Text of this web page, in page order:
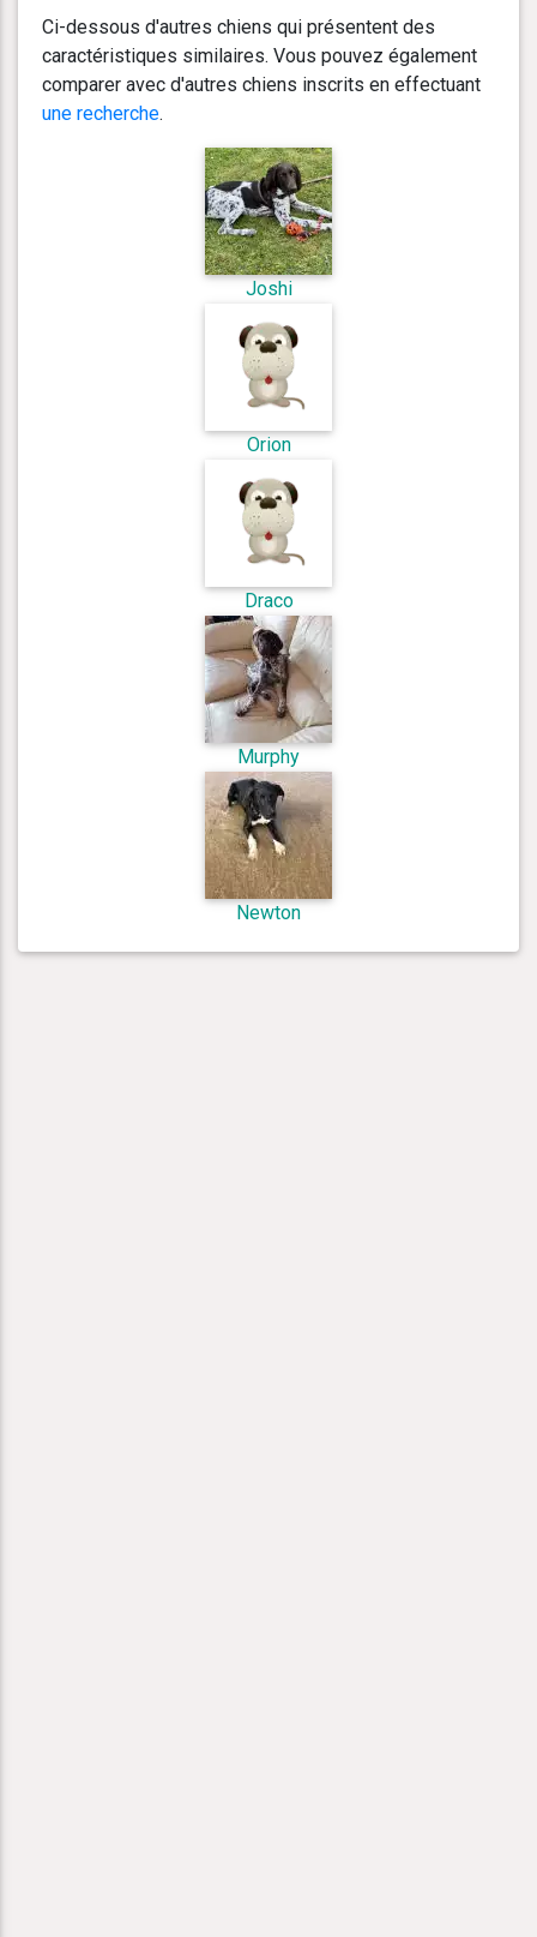
Ci-dessous d'autres chiens qui présentent des
caractéristiques similaires. Vous pouvez également
comparer avec d'autres chiens inscrits en effectuant
une recherche.
Joshi
Orion
Draco
Murphy
Newton